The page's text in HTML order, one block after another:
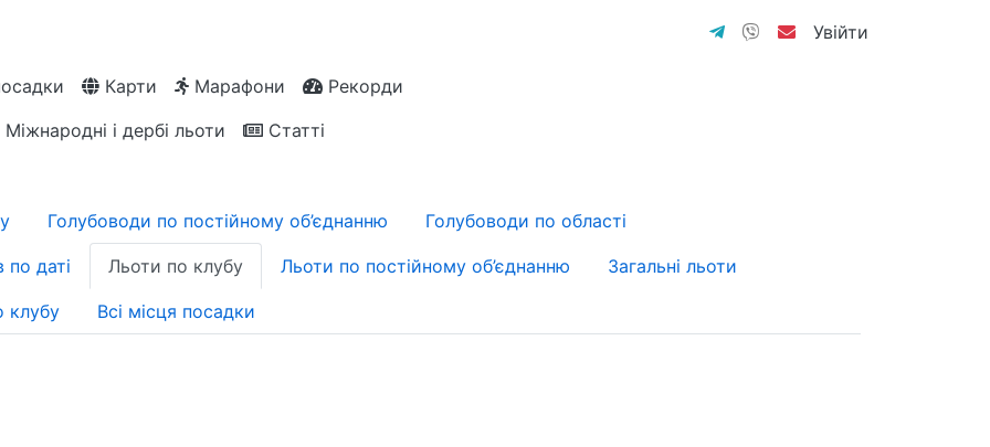
Увійти
Карти Марафони
Рекорди
Міжнародні і дербі льоти
Статті
Голубоводи по постійному об’єднанню Голубоводи по області
по даті Льоти по клубу Льоти по постійному об’єднанню Загальні льоти
клубу Всі місця посадки